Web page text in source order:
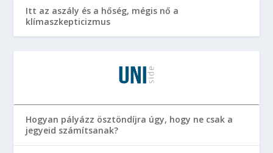
Itt az aszály és a hőség, mégis nő a
klímaszkepticizmus
Hogyan pályázz ösztöndíjra úgy, hogy ne csak a
jegyeid számítsanak?